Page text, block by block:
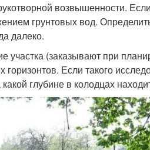
возвышенности.
грунтовых вод.
далеко.
участка (заказывают при
горизонтов. Если такого
глубине в колодцах